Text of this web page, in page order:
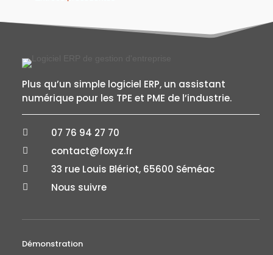
Plus qu’un simple logiciel ERP, un assistant
numérique pour les TPE et PME de l’industrie.
 07 76 94 27 70
 contact@foxyz.fr
 33 rue Louis Blériot, 65600 Séméac
 Nous suivre
Démonstration